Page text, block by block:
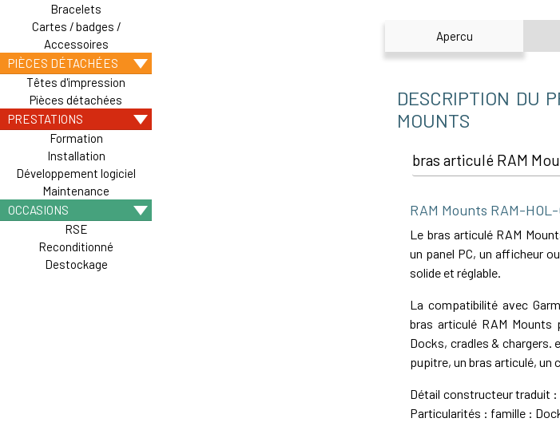
Bracelets
Cartes / badges /
Accessoires
PIÈCES DÉTACHÉES
Têtes d'impression
Pièces détachées
PRESTATIONS
Formation
Installation
Développement logiciel
Maintenance
OCCASIONS
RSE
Reconditionné
Destockage
Apercu
DESCRIPTION DU
MOUNTS
bras articulé RAM
RAM Mounts RAM-
Le bras articulé RAM
un panel PC, un afficheur
solide et réglable.
La compatibilité avec
bras articulé RAM Mounts
Docks, cradles & chargers.
pupitre, un bras articulé, un
Détail constructeur traduit :
Particularités : famille :